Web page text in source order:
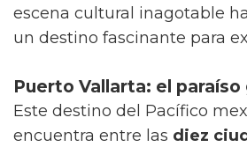
escena cultural inagotable
un destino fascinante para
Puerto Vallarta: el
Este destino del Pacífico
encuentra entre las diez